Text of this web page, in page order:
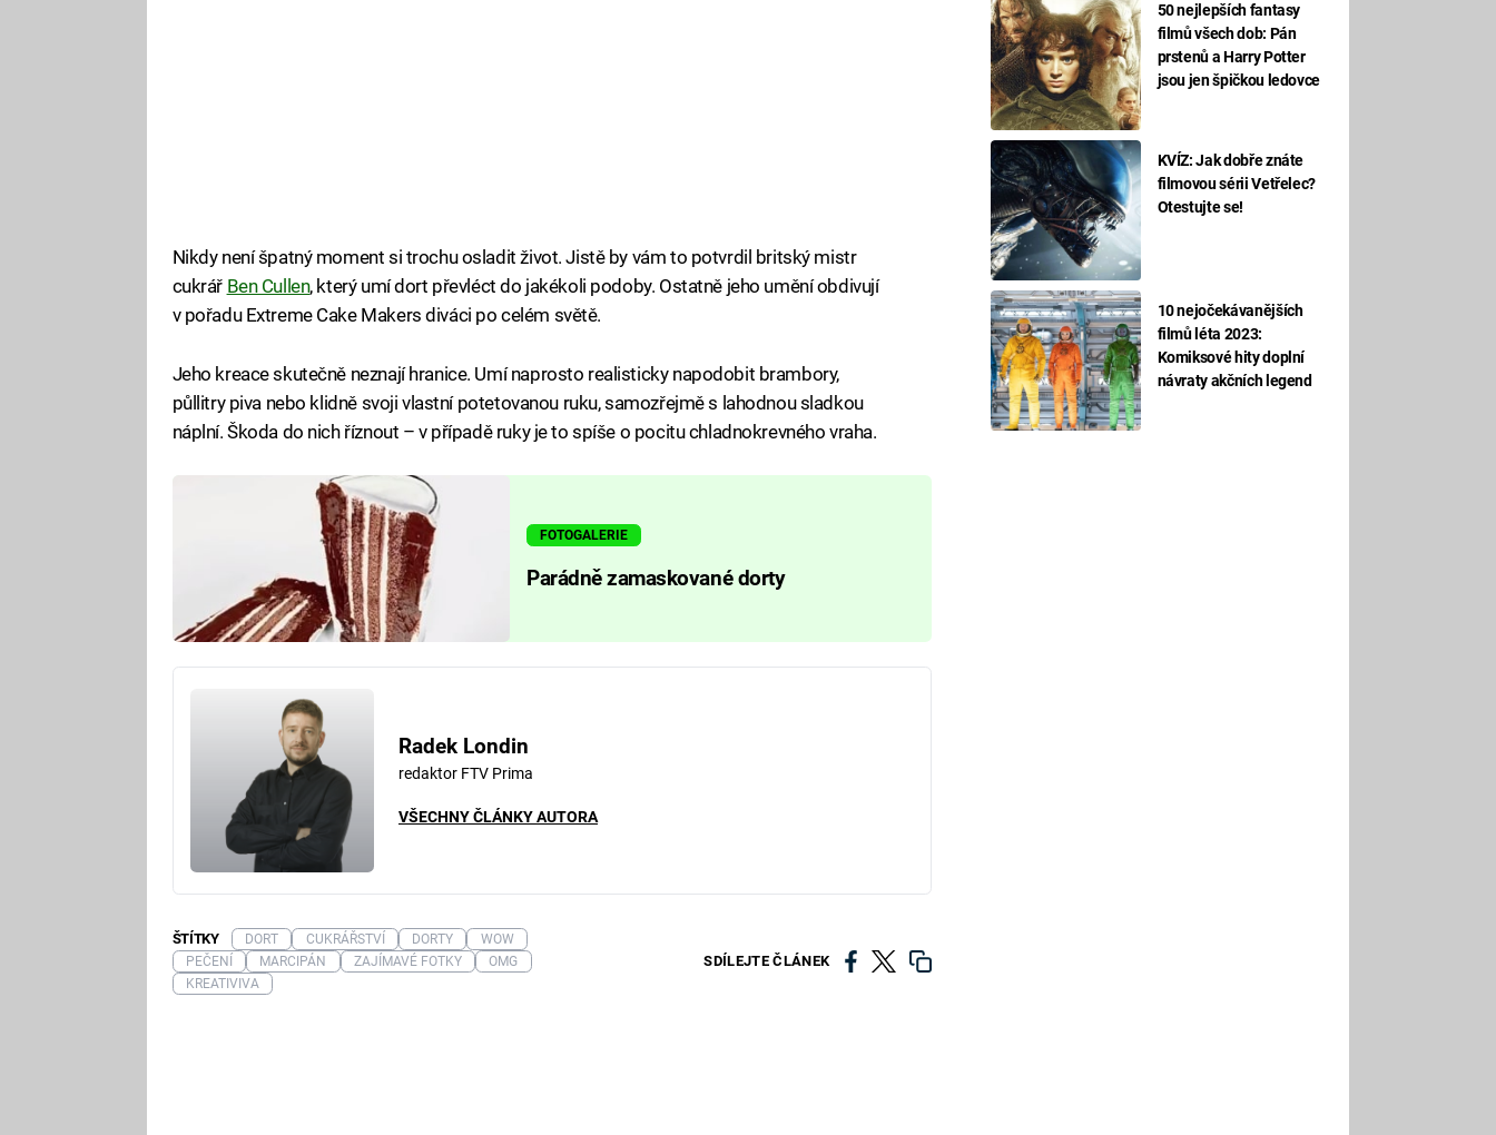
50 nejlepších fantasy
filmů všech dob: Pán
prstenů a Harry Potter
jsou jen špičkou ledovce
KVÍZ: Jak dobře znáte
filmovou sérii Vetřelec?
Otestujte se!
10 nejočekávanějších
filmů léta 2023:
Komiksové hity doplní
návraty akčních legend
Nikdy není špatný moment si trochu osladit život. Jistě by vám to potvrdil britský mistr
cukrář Ben Cullen, který umí dort převléct do jakékoli podoby. Ostatně jeho umění obdivují
v pořadu Extreme Cake Makers diváci po celém světě.
Jeho kreace skutečně neznají hranice. Umí naprosto realisticky napodobit brambory,
půllitry piva nebo klidně svoji vlastní potetovanou ruku, samozřejmě s lahodnou sladkou
náplní. Škoda do nich říznout – v případě ruky je to spíše o pocitu chladnokrevného vraha.
FOTOGALERIE
Parádně zamaskované dorty
Radek Londin
redaktor FTV Prima
VŠECHNY ČLÁNKY AUTORA
SDÍLEJTE ČLÁNEK
ŠTÍTKY DORT CUKRÁŘSTVÍ DORTY
WOW
PEČENÍ
MARCIPÁN ZAJÍMAVÉ FOTKY
OMG
KREATIVIVA